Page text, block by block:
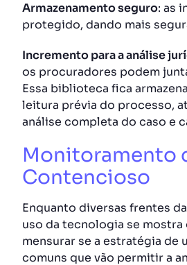
Armazenamento seguro: as
protegido, dando mais
Incremento para a análise
os procuradores podem
Essa biblioteca fica
leitura prévia do processo,
análise completa do caso e
Monitoramento
Contencioso
Enquanto diversas frentes
uso da tecnologia se
mensurar se a estratégia
comuns que vão permitir a